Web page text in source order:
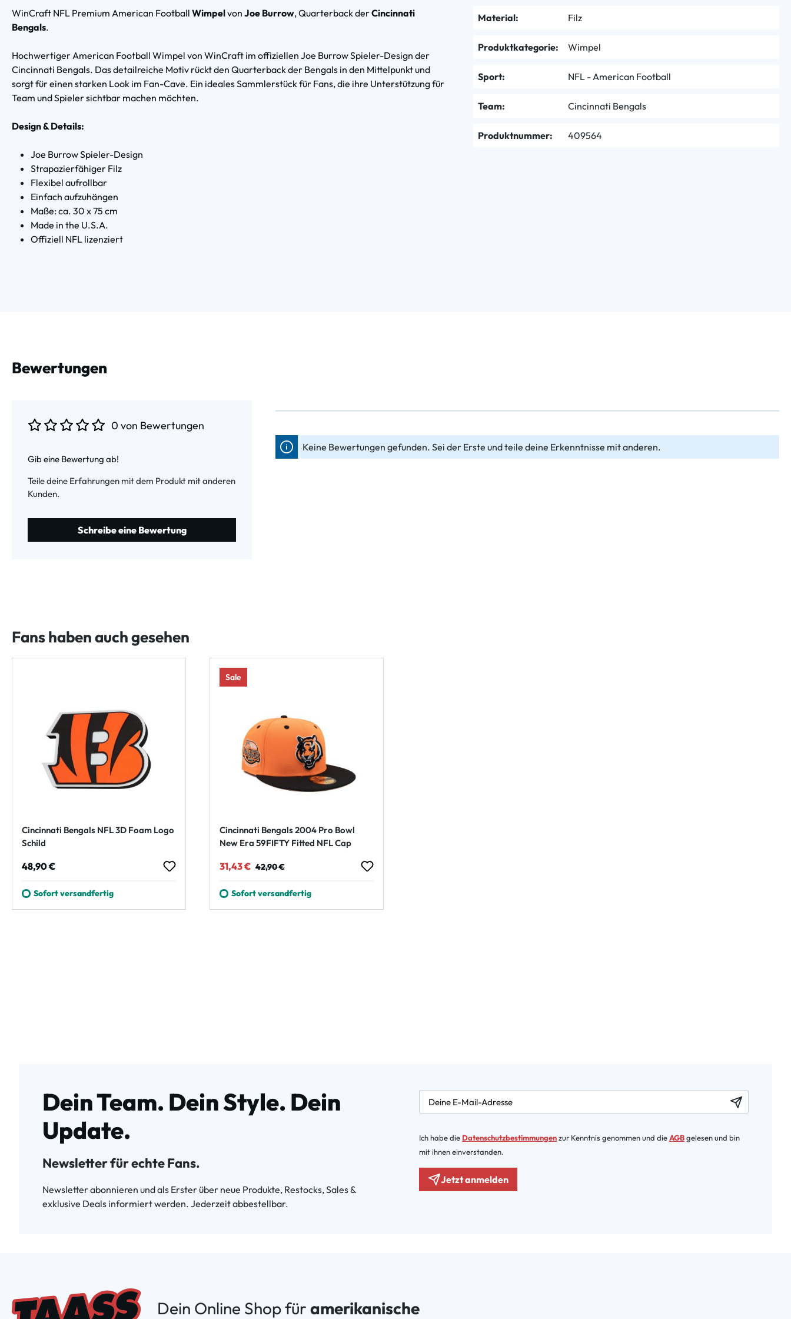
WinCraft NFL Premium American Football Wimpelvon Joe Burrow, Quarterback derCincinnati
Bengals.
Hochwertiger American Football Wimpel von WinCraft im offiziellen Joe Burrow Spieler-Design der
Cincinnati Bengals. Das detailreiche Motiv rückt den Quarterback der Bengals in den Mittelpunkt und
sorgt für einen starken Look im Fan-Cave. Ein ideales Sammlerstück für Fans, die ihre Unterstützung für
Team und Spieler sichtbar machen möchten.
Design & Details:
Joe Burrow Spieler-Design
Strapazierfähiger Filz
Flexibel aufrollbar
Einfach aufzuhängen
Maße: ca. 30 x 75 cm
Made in the U.S.A.
Offiziell NFL lizenziert
Material: Filz
Produktkategorie: Wimpel
Sport: NFL - American Football
Team: Cincinnati Bengals
Produktnummer: 409564
Bewertungen
0 von Bewertungen
Gib eine Bewertung ab!
Teile deine Erfahrungen mit dem Produkt mit anderen
Kunden.
Schreibe eine Bewertung
Keine Bewertungen gefunden. Sei der Erste und teile deine Erkenntnisse mit anderen.
Fans haben auch gesehen
Cincinnati Bengals NFL 3D Foam Logo
Schild
Regulärer Preis:
48,90 €
Sofort versandfertig
Sale
Cincinnati Bengals 2004 Pro Bowl
New Era 59FIFTY Fitted NFL Cap
Verkaufspreis:
31,43 € Regulärer Preis:
42,90 €
Sofort versandfertig
Dein Team. Dein Style. Dein
Update.
Newsletter für echte Fans.
Newsletter abonnieren und als Erster über neue Produkte, Restocks, Sales &
exklusive Deals informiert werden. Jederzeit abbestellbar.
newsletter.labelEmail
Ich habe die Datenschutzbestimmungenzur Kenntnis genommen und dieAGBgelesen und bin
mit ihnen einverstanden.
Jetzt anmelden
Dein Online Shop für amerikanische